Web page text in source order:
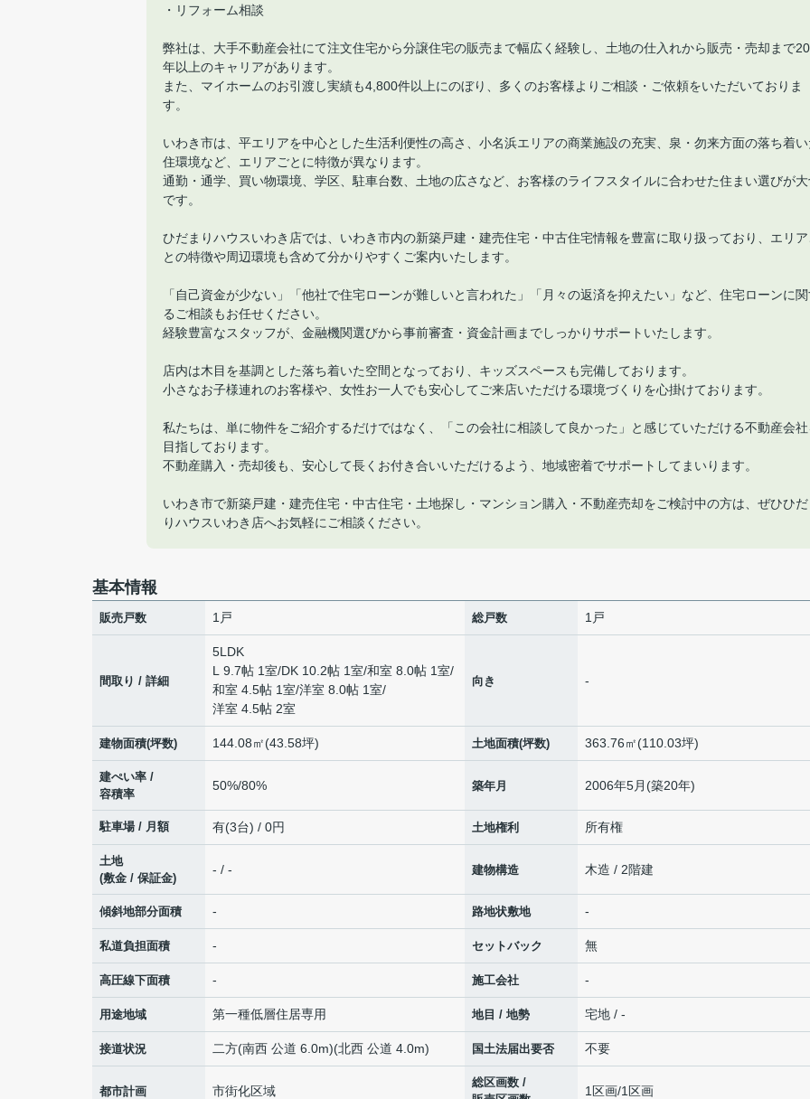
・リフォーム相談
弊社は、大手不動産会社にて注文住宅から分譲住宅の販売まで幅広く経験し、土地の仕入れから販売・売却まで20
年以上のキャリアがあります。
また、マイホームのお引渡し実績も4,800件以上にのぼり、多くのお客様よりご相談・ご依頼をいただいておりま
す。
いわき市は、平エリアを中心とした生活利便性の高さ、小名浜エリアの商業施設の充実、泉・勿来方面の落ち着
住環境など、エリアごとに特徴が異なります。
通勤・通学、買い物環境、学区、駐車台数、土地の広さなど、お客様のライフスタイルに合わせた住まい選びが
です。
ひだまりハウスいわき店では、いわき市内の新築戸建・建売住宅・中古住宅情報を豊富に取り扱っており、エリ
との特徴や周辺環境も含めて分かりやすくご案内いたします。
「自己資金が少ない」「他社で住宅ローンが難しいと言われた」「月々の返済を抑えたい」など、住宅ローンに
るご相談もお任せください。
経験豊富なスタッフが、金融機関選びから事前審査・資金計画までしっかりサポートいたします。
店内は木目を基調とした落ち着いた空間となっており、キッズスペースも完備しております。
小さなお子様連れのお客様や、女性お一人でも安心してご来店いただける環境づくりを心掛けております。
私たちは、単に物件をご紹介するだけではなく、「この会社に相談して良かった」と感じていただける不動産会
目指しております。
不動産購入・売却後も、安心して長くお付き合いいただけるよう、地域密着でサポートしてまいります。
いわき市で新築戸建・建売住宅・中古住宅・土地探し・マンション購入・不動産売却をご検討中の方は、ぜひひ
りハウスいわき店へお気軽にご相談ください。
基本情報
販売戸数 1戸 総戸数 1戸
間取り / 詳細
5LDK
L 9.7帖 1室/DK 10.2帖 1室/和室 8.0帖 1室/
和室 4.5帖 1室/洋室 8.0帖 1室/
洋室 4.5帖 2室
向き -
建物面積(坪数) 144.08㎡(43.58坪) 土地面積(坪数) 363.76㎡(110.03坪)
建ぺい率 /
容積率
50%/80% 築年月 2006年5月(築20年)
駐車場 / 月額 有(3台) / 0円 土地権利 所有権
土地
(敷金 / 保証金)
- / - 建物構造 木造 / 2階建
傾斜地部分面積 - 路地状敷地 -
私道負担面積 - セットバック 無
高圧線下面積 - 施工会社 -
用途地域 第一種低層住居専用 地目 / 地勢 宅地 / -
接道状況 二方(南西 公道 6.0m)(北西 公道 4.0m) 国土法届出要否 不要
都市計画 市街化区域
総区画数 /
1区画/1区画